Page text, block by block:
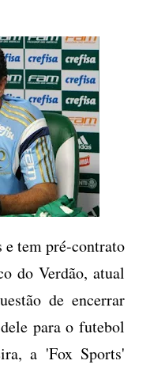
tem pré-contrato
do Verdão, atual
de encerrar
para o futebol
a 'Fox Sports'